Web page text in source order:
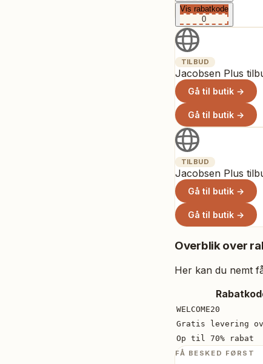
Vis rabatkode
0
TILBUD
Jacobsen Plus
Gå til butik →
Gå til butik →
TILBUD
Jacobsen Plus
Gå til butik →
Gå til butik →
Overblik over
Her kan du nemt
WELCOME20
Gratis levering
Op til 70% rabat
FÅ BESKED FØRST